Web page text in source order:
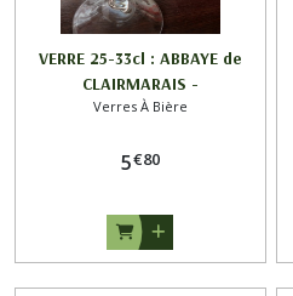
VERRE 25-33cl : ABBAYE de
CLAIRMARAIS -
Verres À Bière
5€80